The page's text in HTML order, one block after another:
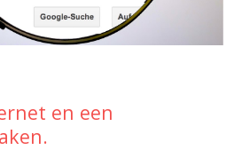
en een